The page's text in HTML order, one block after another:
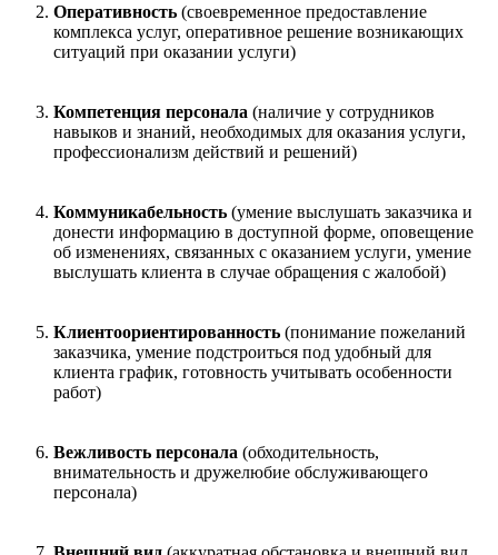
Оперативность (своевременное предоставление
комплекса услуг, оперативное решение возникающих
ситуаций при оказании услуги)
Компетенция персонала (наличие у сотрудников
навыков и знаний, необходимых для оказания услуги,
профессионализм действий и решений)
Коммуникабельность (умение выслушать заказчика и
донести информацию в доступной форме, оповещение
об изменениях, связанных с оказанием услуги, умение
выслушать клиента в случае обращения с жалобой)
Клиентоориентированность (понимание пожеланий
заказчика, умение подстроиться под удобный для
клиента график, готовность учитывать особенности
работ)
Вежливость персонала (обходительность,
внимательность и дружелюбие обслуживающего
персонала)